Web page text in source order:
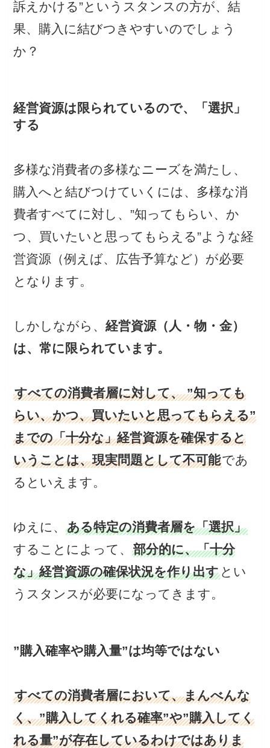
訴えかける”というスタンスの方が、結
果、購入に結びつきやすいのでしょう
か？
経営資源は限られているので、「選択」
する
多様な消費者の多様なニーズを満たし、
購入へと結びつけていくには、多様な消
費者すべてに対し、”知ってもらい、か
つ、買いたいと思ってもらえる”ような経
営資源（例えば、広告予算など）が必要
となります。
しかしながら、経営資源（人・物・金）
は、常に限られています。
すべての消費者層に対して、 ”知っても
らい、かつ、買いたいと思ってもらえる”
までの「十分な」経営資源を確保すると
いうことは、現実問題として不可能であ
るといえます。
ゆえに、ある特定の消費者層を「選択」
することによって、部分的に、「十分
な」経営資源の確保状況を作り出す とい
うスタンスが必要になってきます。
”購入確率や購入量”は均等ではない
すべての消費者層において、まんべんな
く、”購入してくれる確率”や”購入してく
れる量”が存在しているわけではありま